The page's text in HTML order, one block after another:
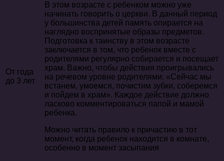
От года
до 3 лет
В этом возрасте с ребенком можно уже
начинать говорить о церкви. В данный период
у большинства детей память опирается на
наглядно воспринятые образы предметов.
Подготовка к таинству в этом возрасте
заключается в том, что ребенок вместе с
родителями регулярно собирается и посещает
храм. Важно, чтобы действия проигрывались
на речевом уровне родителями: «Сейчас мы
встанем, умоемся, почистим зубки, соберемся
и пойдем в храм». Каждое действие должно
ласково комментироваться папой и мамой
ребенка.
Можно читать правило к причастию в тот
момент, когда ребенок находится в комнате,
особенно в момент засыпания